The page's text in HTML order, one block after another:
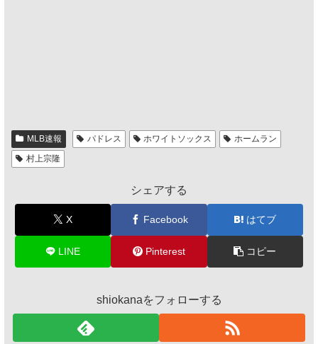
MLB速報 パドレス ホワイトソックス
ホームラン
村上宗隆
シェアする
X Facebook はてブ
LINE Pinterest コピー
shiokanaをフォローする